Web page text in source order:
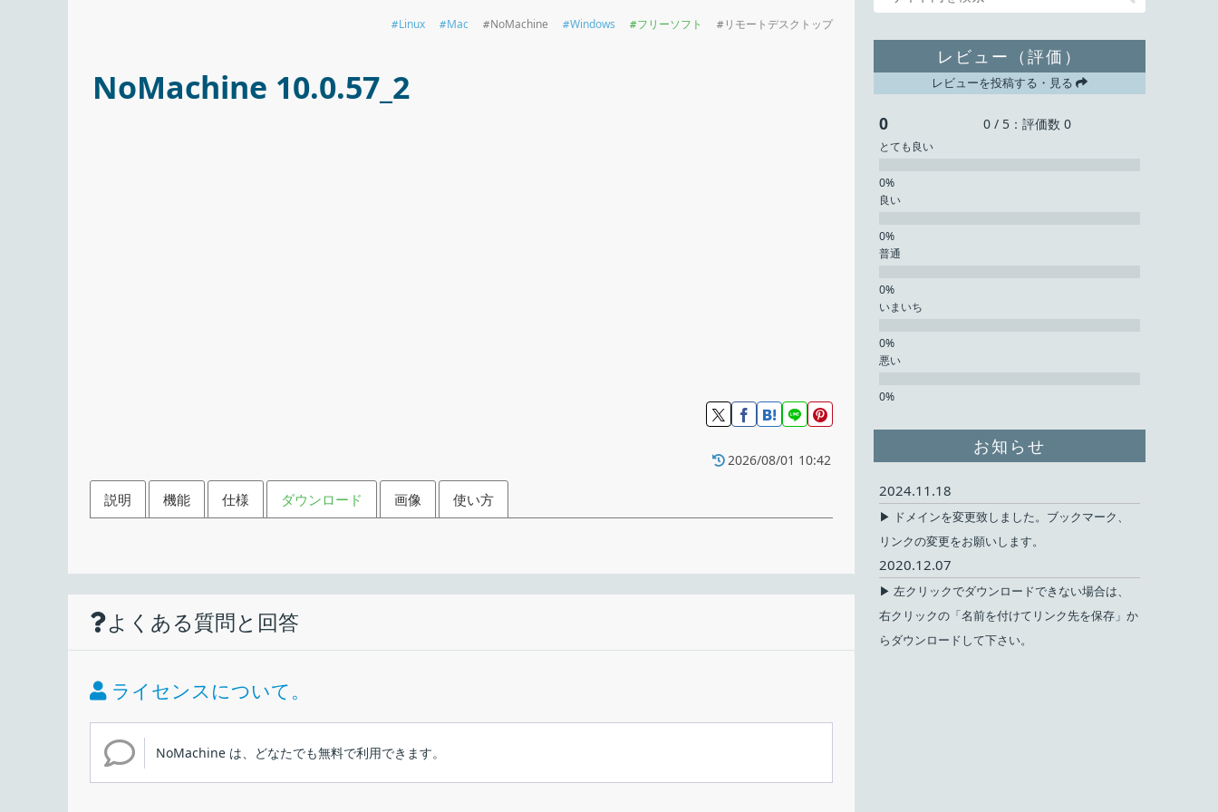
Linux Mac NoMachine Windows フリーソフト リモートデスクトップ
NoMachine 10.0.57_2
2026/08/01 10:42
説明 機能 仕様 ダウンロード 画像 使い方
ほかの PC にリモート接続することができるリモートデスクトップソフト
Windows と Linux、Mac で使用できるフリーのリモートデスクトップソフト。数回クリックするだけで NoMachine がイ
任意のデスクトップに移動します：
最速のリモートデスクトップです。数回クリックするだけで、世界中のどのコンピューターにもアクセスでき、目
任意のコンテンツを操作します：
価格：
メーカー：
インストール
よくある質問と回答
ライセンスについて。
NoMachine は、どなたでも無料で利用できます。
レビュー（評価）
レビューを投稿する・見る
0 0 / 5：評価数 0
とても良い
良い
普通
いまいち
悪い
お知らせ
2024.11.18
▶ ドメインを変更致しました。ブックマーク、
リンクの変更をお願いします。
2020.12.07
▶ 左クリックでダウンロードできない場合は、
右クリックの「名前を付けてリンク先を保存」か
らダウンロードして下さい。